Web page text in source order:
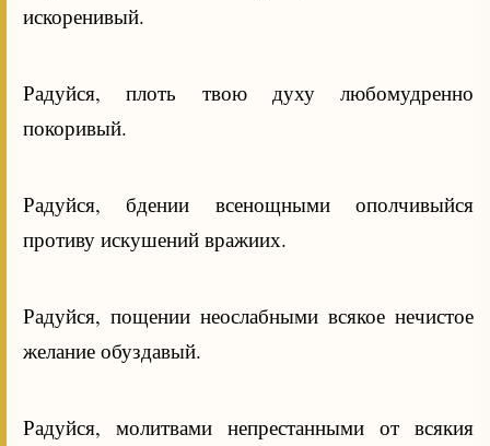
искоренивый.
Радуйся, плоть твою духу любомудренно
покоривый.
Радуйся, бдении всенощными ополчивыйся
противу искушений вражиих.
Радуйся, пощении неослабными всякое нечистое
желание обуздавый.
Радуйся, молитвами непрестанными от всякия